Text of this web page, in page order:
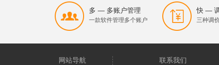
多 — 多账户管理
一款软件管理多个账户
快 —
三种调
网站导航 联系我们